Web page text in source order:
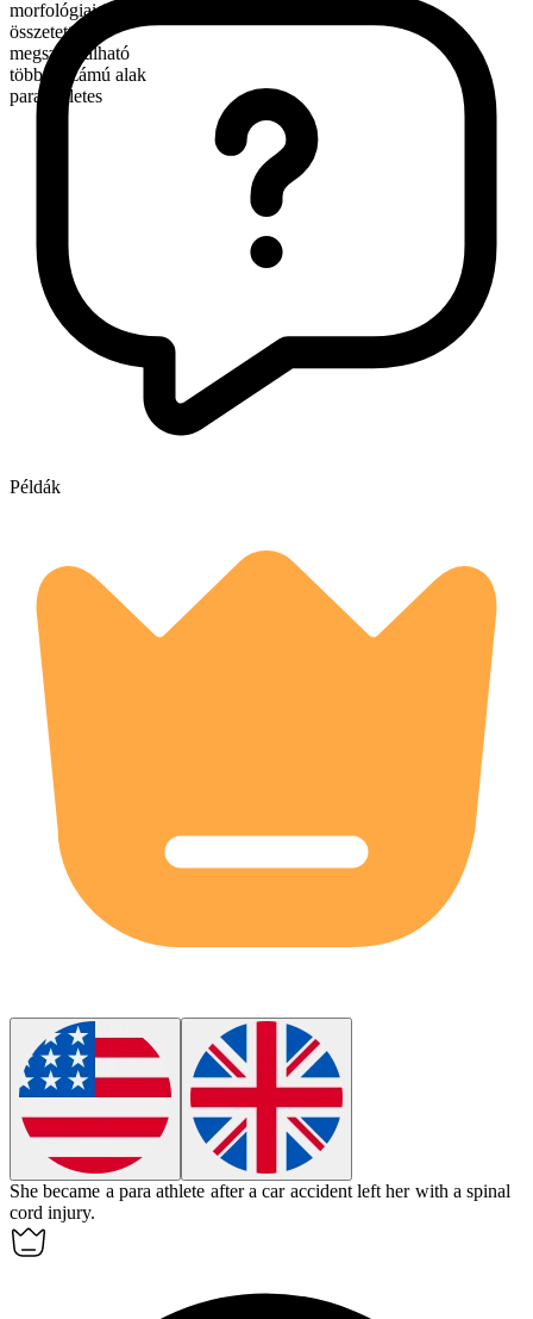
morfológiai összetétel
összetett
megszámlálható
többes számú alak
para athletes
Példák
She became a para athlete after a car accident left her with a spinal
cord injury.